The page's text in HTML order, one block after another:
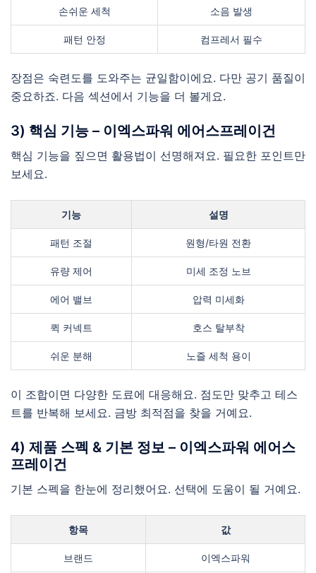
손쉬운 세척 소음 발생
패턴 안정 컴프레서 필수
장점은 숙련도를 도와주는 균일함이에요. 다만 공기 품질이
중요하죠. 다음 섹션에서 기능을 더 볼게요.
3) 핵심 기능 – 이엑스파워 에어스프레이건
핵심 기능을 짚으면 활용법이 선명해져요. 필요한 포인트만
보세요.
기능 설명
패턴 조절 원형/타원 전환
유량 제어 미세 조정 노브
에어 밸브 압력 미세화
퀵 커넥트 호스 탈부착
쉬운 분해 노즐 세척 용이
이 조합이면 다양한 도료에 대응해요. 점도만 맞추고 테스
트를 반복해 보세요. 금방 최적점을 찾을 거예요.
4) 제품 스펙 & 기본 정보 – 이엑스파워 에어스
프레이건
기본 스펙을 한눈에 정리했어요. 선택에 도움이 될 거예요.
항목 값
브랜드 이엑스파워